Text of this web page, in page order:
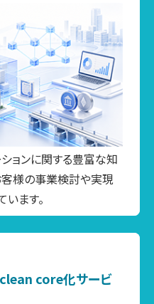
ョンに関する豊富な知
客様の事業検討や実現
ます。
core化サービ